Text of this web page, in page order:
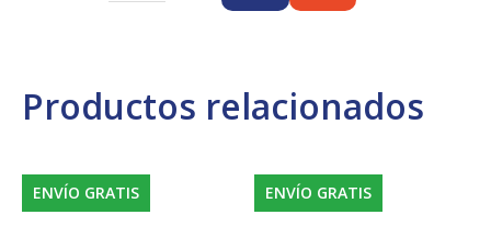
Productos relacionados
ENVÍO GRATIS ENVÍO GRATIS